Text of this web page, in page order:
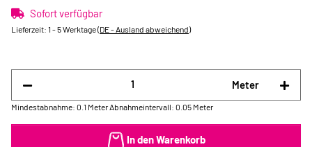
Sofort verfügbar
Lieferzeit: 1 - 5 Werktage(DE - Ausland abweichend)
Meter
Mindestabnahme: 0.1 Meter Abnahmeintervall: 0.05 Meter
In den Warenkorb